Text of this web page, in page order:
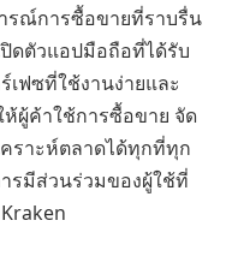
รณ์การซื้อขายที่ราบรื่น
ดตัวแอปมือถือที่ได้รับ
เฟซที่ใช้งานง่ายและ
ผู้ค้าใช้การซื้อขาย จัด
ราะห์ตลาดได้ทุกที่ทุก
รมีส่วนร่วมของผู้ใช้ที่